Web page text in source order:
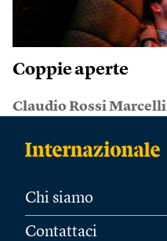
Coppie aperte
Claudio Rossi Marcelli
Chi siamo
Contattaci